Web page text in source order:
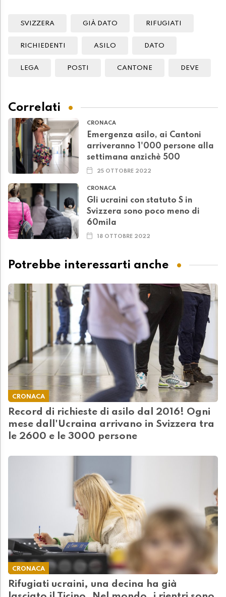
SVIZZERA GIÀ DATO RIFUGIATI
RICHIEDENTI ASILO DATO
LEGA POSTI CANTONE DEVE
Correlati
CRONACA
Emergenza asilo, ai Cantoni
arriveranno 1'000 persone alla
settimana anzichè 500
25 OTTOBRE 2022
CRONACA
Gli ucraini con statuto S in
Svizzera sono poco meno di
60mila
18 OTTOBRE 2022
Potrebbe interessarti anche
CRONACA
Record di richieste di asilo dal 2016! Ogni
mese dall'Ucraina arrivano in Svizzera tra
le 2600 e le 3000 persone
CRONACA
Rifugiati ucraini, una decina ha già